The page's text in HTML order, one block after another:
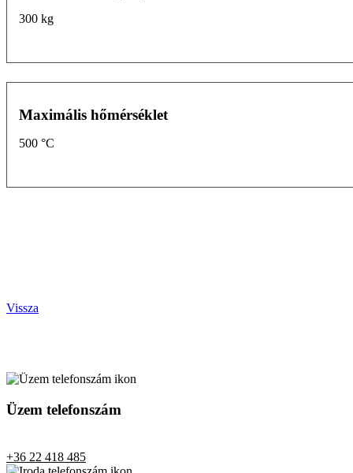
300 kg
Maximális hőmérséklet
500 °C
Vissza
Üzem telefonszám
+36 22 418 485